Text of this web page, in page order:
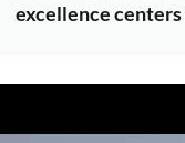
excellence